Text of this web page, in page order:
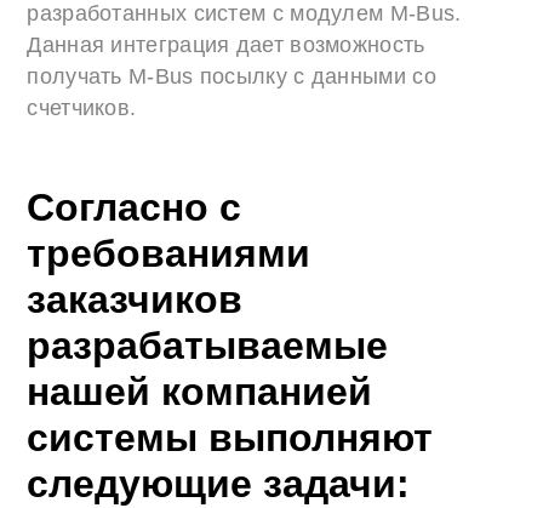
разработанных систем с модулем M-Bus.
Данная интеграция дает возможность
получать M-Bus посылку с данными со
счетчиков.
Согласно с
требованиями
заказчиков
разрабатываемые
нашей компанией
системы выполняют
следующие задачи: